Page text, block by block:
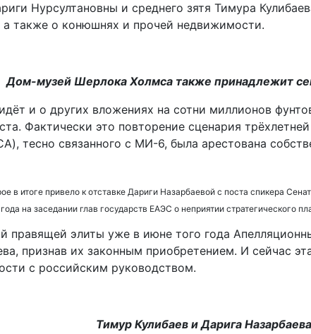
Нурсултановны и среднего зятя Тимура
также о конюшнях и прочей недвижимости.
Дом-музей Шерлока Холмса также принадлежит
и о других вложениях на сотни миллионов
Фактически это повторение сценария
тесно связанного с МИ-6, была арестована
в итоге привело к отставке Дариги Назарбаевой с поста спикера
на заседании глав государств ЕАЭС о неприятии стратегического
правящей элиты уже в июне того года
признав их законным приобретением. И сейчас
с российским руководством.
Тимур Кулибаев и Дарига